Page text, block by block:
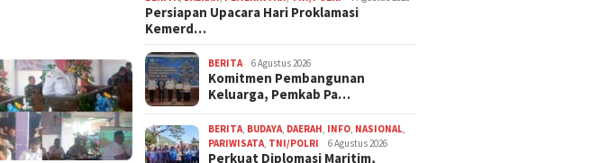
Persiapan Upacara Hari Proklamasi
Kemerd…
BERITA 6 Agustus 2026
Komitmen Pembangunan
Keluarga, Pemkab Pa…
BERITA, BUDAYA, DAERAH, INFO, NASIONAL,
PARIWISATA, TNI/POLRI 6 Agustus 2026
Perkuat Diplomasi Maritim,